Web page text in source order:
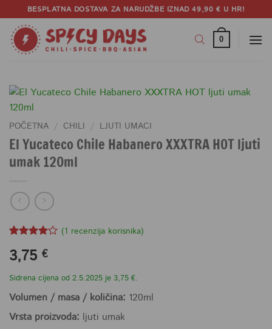
to
content
BESPLATNA DOSTAVA ZA NARUDŽBE IZNAD 49,90 € U HR!
0
POČETNA / CHILI / LJUTI UMACI
El Yucateco Chile Habanero XXXTRA HOT ljuti
umak 120ml
ocjena: 4
od
ukupno 5
(
korisnika)
(1 recenzija korisnika)
3,75 €
Sidrena cijena od 2.5.2025 je 3,75 €.
Volumen / masa / količina: 120ml
Vrsta proizvoda: ljuti umak